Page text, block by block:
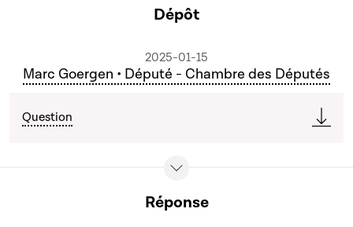
Dépôt
2025-01-15
Marc Goergen • Député - Chambre des Députés
Question
Réponse